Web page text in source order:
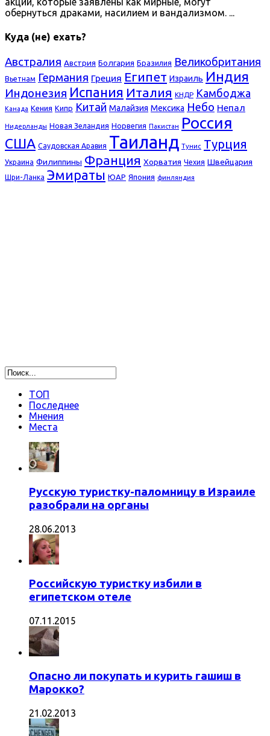
обернуться драками, насилием и вандализмом. ...
Куда (не) ехать?
Австралия Австрия Болгария Бразилия Великобритания
Вьетнам Германия Греция Египет Израиль Индия
Индонезия Испания Италия КНДР Камбоджа
Канада Кения Кипр Китай Малайзия Мексика Небо Непал
Нидерланды Новая Зеландия Норвегия Пакистан Россия
США Саудовская Аравия Таиланд Тунис Турция
Украина Филиппины Франция Хорватия Чехия Швейцария
Шри-Ланка Эмираты ЮАР Япония финляндия
ТОП
Последнее
Мнения
Места
Русскую туристку-паломницу в Израиле
разобрали на органы
28.06.2013
Российскую туристку избили в
египетском отеле
07.11.2015
Опасно ли покупать и курить гашиш в
Марокко?
21.02.2013